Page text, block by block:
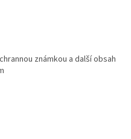
známkou a další obsah